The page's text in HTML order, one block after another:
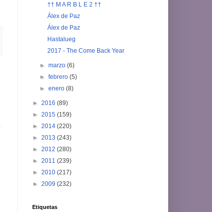
†† M A R B L E 2 ††
Álex de Paz
Álex de Paz
Hastalueg
2017 - The Come Back Year
►marzo(6)
►febrero(5)
►enero(8)
► 2016 (89)
► 2015 (159)
► 2014 (220)
► 2013 (243)
► 2012 (280)
► 2011 (239)
► 2010 (217)
► 2009 (232)
Etiquetas